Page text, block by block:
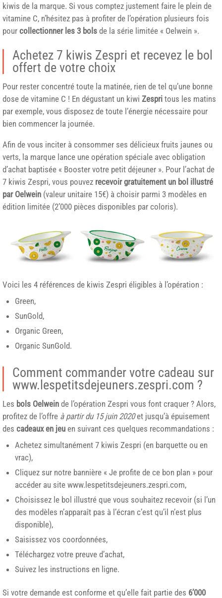
kiwis de la marque. Si vous comptez justement faire le plein de
vitamine C, n’hésitez pas à profiter de l’opération plusieurs fois
pour collectionner les 3 bols de la série limitée « Oelwein ».
Achetez 7 kiwis Zespri et recevez le bol
offert de votre choix
Pour rester concentré toute la matinée, rien de tel qu’une bonne
dose de vitamine C ! En dégustant un kiwi Zespri tous les matins
par exemple, vous disposez de toute l’énergie nécessaire pour
bien commencer la journée.
Afin de vous inciter à consommer ses délicieux fruits jaunes ou
verts, la marque lance une opération spéciale avec obligation
d’achat baptisée « Booster votre petit déjeuner ». Pour l’achat de
7 kiwis Zespri, vous pouvez recevoir gratuitement un bol illustré
par Oelwein (valeur unitaire 15€) à choisir parmi 3 modèles en
édition limitée (2’000 pièces disponibles par coloris).
Voici les 4 références de kiwis Zespri éligibles à l’opération :
Green,
SunGold,
Organic Green,
Organic SunGold.
Comment commander votre cadeau sur
www.lespetitsdejeuners.zespri.com ?
Les bols Oelwein de l’opération Zespri vous font craquer ? Alors,
profitez de l’offre à partir du 15 juin 2020et jusqu’à épuisement
des cadeaux en jeu en suivant ces quelques recommandations :
Achetez simultanément 7 kiwis Zespri (en barquette ou en
vrac),
Cliquez sur notre bannière « Je profite de ce bon plan » pour
accéder au site www.lespetitsdejeuners.zespri.com,
Choisissez le bol illustré que vous souhaitez recevoir (si l’un
des modèles n’apparaît pas à l’écran c’est qu’il n’est plus
disponible),
Saisissez vos coordonnées,
Téléchargez votre preuve d’achat,
Suivez les instructions en ligne.
Si votre demande est conforme et qu’elle fait partie des 6’000